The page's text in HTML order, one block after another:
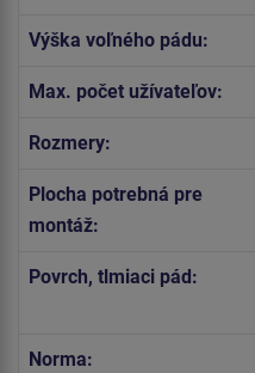
Výška voľného pádu:
Max. počet užívateľov:
Rozmery:
Plocha potrebná pre
montáž:
Povrch, tlmiaci pád:
Norma: